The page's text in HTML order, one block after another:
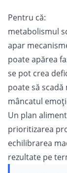
Pentru că:
metabolismul
apar
poate apărea
se pot crea
poate să scadă
mâncatul
Un plan
prioritizarea
echilibrarea
rezultate pe